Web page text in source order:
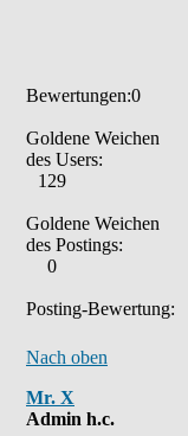
Bewertungen:0
Goldene Weichen
des Users:
129
Goldene Weichen
des Postings:
0
Posting-Bewertung:
Nach oben
Mr. X
Admin h.c.